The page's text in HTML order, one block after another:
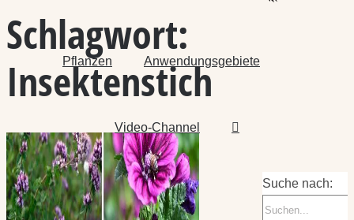
Pflanzen Anwendungsgebiete
Video-Channel
Schlagwort:
Insektenstich
Suche nach: